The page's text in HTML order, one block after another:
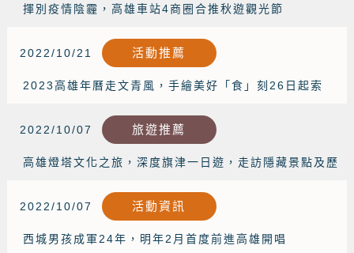
揮別疫情陰霾，高雄車站4商圈合推秋遊觀光節
2022/10/21 活動推薦
2023高雄年曆走文青風，手繪美好「食」刻26日起索
2022/10/07
旅遊推薦
高雄燈塔文化之旅，深度旗津一日遊，走訪隱藏景點及歷
2022/10/07
活動資訊
西城男孩成軍24年，明年2月首度前進高雄開唱